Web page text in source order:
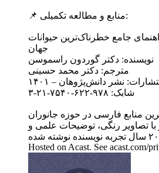
📌 منابع و مطالعه تکمیلی:
جامع خطرناک‌ترین حیوانات
جهان
نویسنده: دکتر گوردون راسموسن
مترجم: دکتر محمد حسینی
نشر دانش‌پژوهان – ۱۴۰۱
شابک: ۹۷۸-۶۲۲-۷۵۴۰-۲۱-۳
منابع فارسی در حوزه جانوران
تصاویر رنگی، توضیحات علمی و
Hosted on Acast. See acast.com/